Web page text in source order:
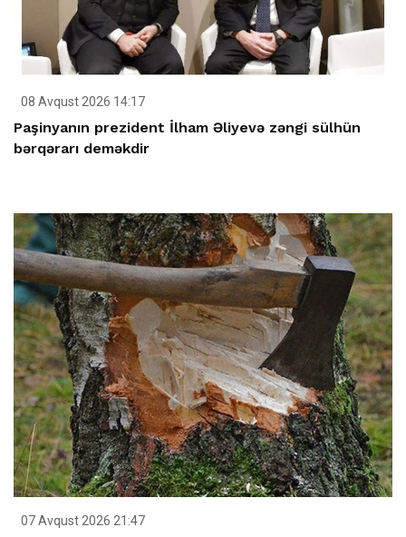
08 Avqust 2026 14:17
Paşinyanın prezident İlham Əliyevə zəngi sülhün
bərqərarı deməkdir
07 Avqust 2026 21:47